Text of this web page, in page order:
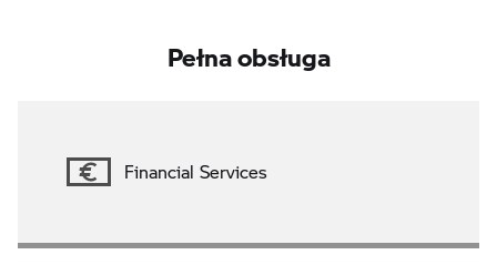
Pełna obsługa
Financial Services